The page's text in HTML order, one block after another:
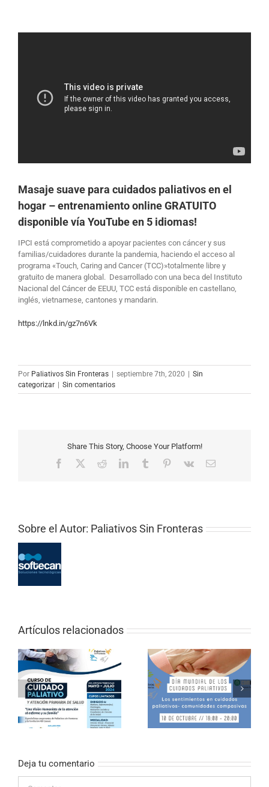
Masaje suave para cuidados paliativos en el
hogar – entrenamiento online GRATUITO
disponible vía YouTube en 5 idiomas!
IPCI está comprometido a apoyar pacientes con cáncer y sus
familias/cuidadores durante la pandemia, haciendo el acceso al
programa «Touch, Caring and Cancer (TCC)»totalmente libre y
gratuito de manera global. Desarrollado con una beca del Instituto
Nacional del Cáncer de EEUU, TCC está disponible en castellano,
inglés, vietnamese, cantones y mandarin.
https://lnkd.in/gz7n6Vk
Por Paliativos Sin Fronteras septiembre 7th, 2020
Sin
categorizar
Sin comentarios
Share This Story, Choose Your Platform!
Facebook RedditLinkedInTumblr Pinterest
Vk
Correo
Sobre el Autor: Paliativos Sin Fronteras
Artículos relacionados
Los sentimientos en
cuidados paliativos
CURSO ONLINE DE
PALIATIVOS SIN
FRONTERAS «EL
VALOR DE LOS
CUIDADOS EN
PALIATIVOS»
Deja tu comentario